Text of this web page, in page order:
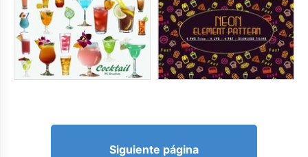
Siguiente página